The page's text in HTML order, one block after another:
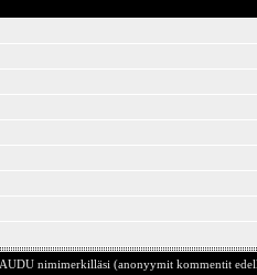
nimimerkilläsi (anonyymit kommentit